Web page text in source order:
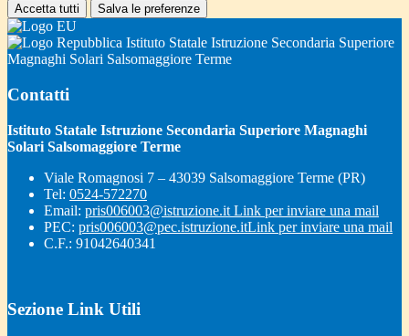
Accetta tutti Salva le preferenze
Istituto Statale Istruzione Secondaria Superiore
Magnaghi Solari Salsomaggiore Terme
Contatti
Istituto Statale Istruzione Secondaria Superiore Magnaghi
Solari Salsomaggiore Terme
Viale Romagnosi 7 – 43039 Salsomaggiore Terme (PR)
Tel: 0524-572270
Email: pris006003@istruzione.it Link per inviare una mail
PEC: pris006003@pec.istruzione.itLink per inviare una mail
C.F.: 91042640341
Sezione Link Utili